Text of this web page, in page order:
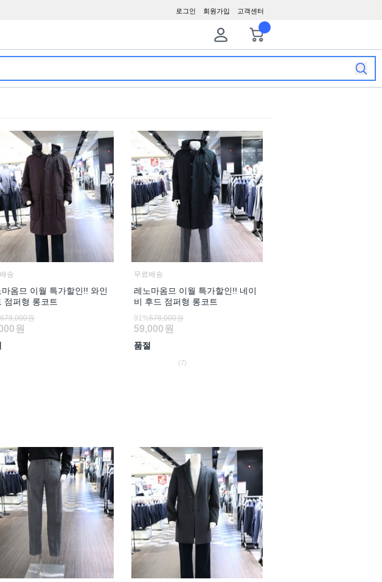
고객센터
회원가입
로그인
송
옴므 이월 특가할인!! 와인
점퍼형 롱코트
678,000원
원
무료배송
레노마옴므 이월 특가할인!! 네이
비 후드 점퍼형 롱코트
91%678,000원
59,000 원
품절
(7)